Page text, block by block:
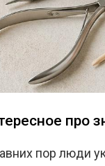
про
пор люди